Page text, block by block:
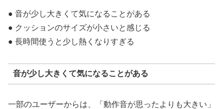
P
T
● 音が少し大きくて気になることがある
● クッションのサイズが小さいと感じる
● 長時間使うと少し熱くなりすぎる
音が少し大きくて気になることがある
一部のユーザーからは、「動作音が思ったよりも大きい」